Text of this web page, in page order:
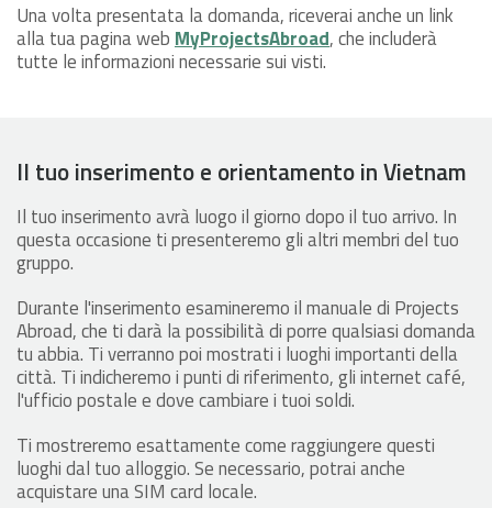
Una volta presentata la domanda, riceverai anche un link
alla tua pagina webMyProjectsAbroad, che includerà
tutte le informazioni necessarie sui visti.
Il tuo inserimento e orientamento in Vietnam
Il tuo inserimento avrà luogo il giorno dopo il tuo arrivo. In
questa occasione ti presenteremo gli altri membri del tuo
gruppo.
Durante l'inserimento esamineremo il manuale di Projects
Abroad, che ti darà la possibilità di porre qualsiasi domanda
tu abbia. Ti verranno poi mostrati i luoghi importanti della
città. Ti indicheremo i punti di riferimento, gli internet café,
l'ufficio postale e dove cambiare i tuoi soldi.
Ti mostreremo esattamente come raggiungere questi
luoghi dal tuo alloggio. Se necessario, potrai anche
acquistare una SIM card locale.